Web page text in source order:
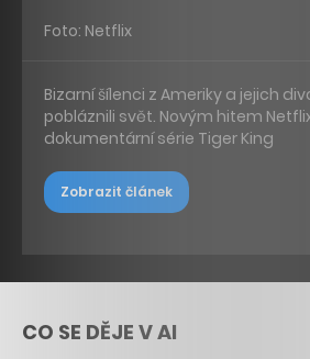
Foto: Netflix
Bizarní šílenci z Ameriky a jejich
pobláznili svět. Novým hitem
dokumentární série Tiger King
Zobrazit článek
CO SE DĚJE V AI